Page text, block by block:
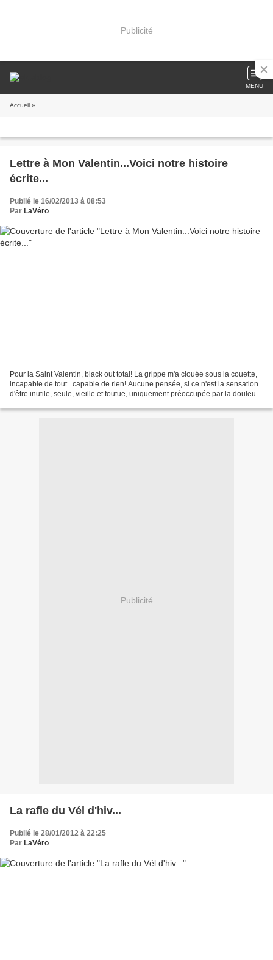
Publicité
MENU
Accueil »
Lettre à Mon Valentin...Voici notre histoire
écrite...
Publié le 16/02/2013 à 08:53
Par LaVéro
Pour la Saint Valentin, black out total! La grippe m'a clouée sous la couette,
incapable de tout...capable de rien! Aucune pensée, si ce n'est la sensation
d'être inutile, seule, vieille et foutue, uniquement préoccupée par la douleur
Publicité
La rafle du Vél d'hiv...
Publié le 28/01/2012 à 22:25
Par LaVéro